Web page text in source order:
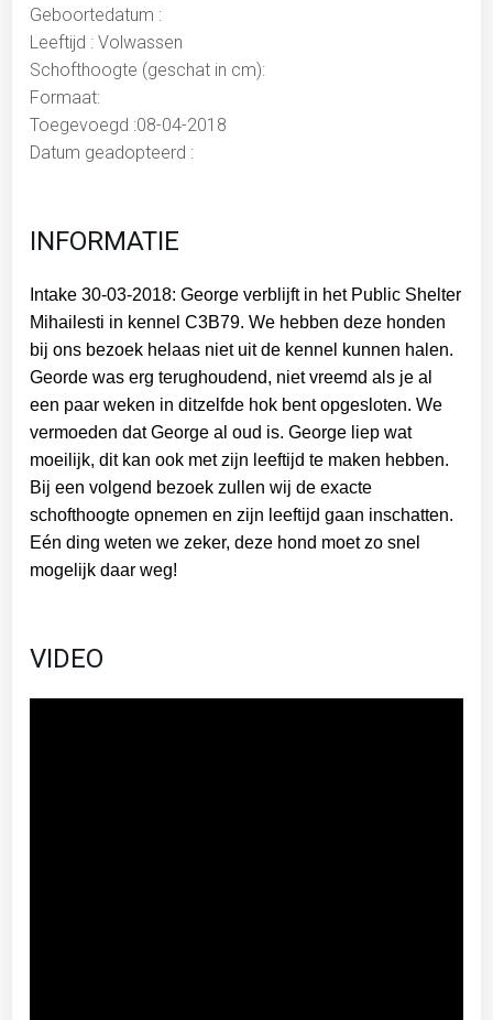
Geboortedatum :
Leeftijd : Volwassen
Schofthoogte (geschat in cm):
Formaat:
Toegevoegd :08-04-2018
Datum geadopteerd :
INFORMATIE
Intake 30-03-2018: Georgeverblijft in het Public Shelter
Mihailesti in kennel C3B79. We hebben deze honden
bij ons bezoek helaas niet uit de kennel kunnen halen.
Georde was erg terughoudend, niet vreemd als je al
een paar weken in ditzelfde hok bent opgesloten. We
vermoeden dat George al oud is. George liep wat
moeilijk, dit kan ook met zijn leeftijd te maken hebben.
Bij een volgend bezoek zullen wij de exacte
schofthoogte opnemen en zijn leeftijd gaan inschatten.
Eén ding weten we zeker, deze hond moet zo snel
mogelijk daar weg!
VIDEO